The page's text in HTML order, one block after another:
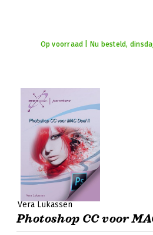
Op voorraad | Nu besteld,
Vera Lukassen
Photoshop CC voor